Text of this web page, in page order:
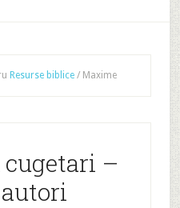
Resurse biblice /Maxime
–